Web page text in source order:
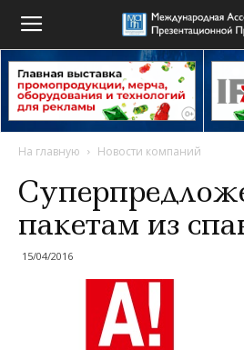
На главную Новости компаний
пакетам из
15/04/2016